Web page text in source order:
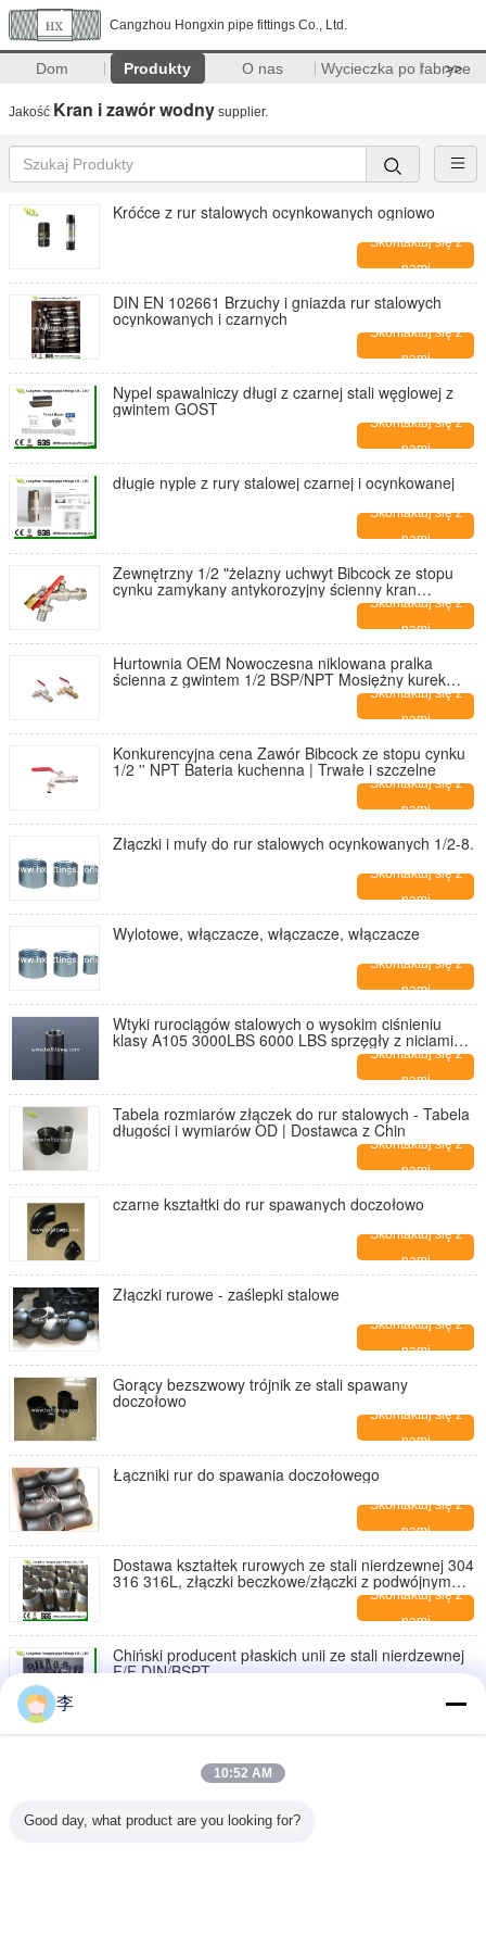
Cangzhou Hongxin pipe fittings Co., Ltd.
Dom Produkty O nas Wycieczka po fabryce
>>
Jakość Kran i zawór wodny supplier.
Króćce z rur stalowych ocynkowanych ogniowo
Skontaktuj się z
nami
DIN EN 102661 Brzuchy i gniazda rur stalowych
ocynkowanych i czarnych
Skontaktuj się z
nami
Nypel spawalniczy długi z czarnej stali węglowej z
gwintem GOST
Skontaktuj się z
nami
długie nyple z rury stalowej czarnej i ocynkowanej
Skontaktuj się z
nami
Zewnętrzny 1/2 "żelazny uchwyt Bibcock ze stopu
cynku zamykany antykorozyjny ścienny kran
Skontaktuj się z
nami
Hurtownia OEM Nowoczesna niklowana pralka
ścienna z gwintem 1/2 BSP/NPT Mosiężny kurek
Skontaktuj się z
nami
Konkurencyjna cena Zawór Bibcock ze stopu cynku
1/2 '' NPT Bateria kuchenna | Trwałe i szczelne
Skontaktuj się z
nami
Złączki i mufy do rur stalowych ocynkowanych 1/2-8.
Skontaktuj się z
nami
Wylotowe, włączacze, włączacze, włączacze
Skontaktuj się z
nami
Wtyki rurociągów stalowych o wysokim ciśnieniu
klasy A105 3000LBS 6000 LBS sprzęgły z niciami
Skontaktuj się z
nami
Tabela rozmiarów złączek do rur stalowych - Tabela
długości i wymiarów OD | Dostawca z Chin
Skontaktuj się z
nami
czarne kształtki do rur spawanych doczołowo
Skontaktuj się z
nami
Złączki rurowe - zaślepki stalowe
Skontaktuj się z
nami
Gorący bezszwowy trójnik ze stali spawany
doczołowo
Skontaktuj się z
nami
Łączniki rur do spawania doczołowego
Skontaktuj się z
nami
Dostawa kształtek rurowych ze stali nierdzewnej 304
316 316L, złączki beczkowe/złączki z podwójnym
Skontaktuj się z
nami
Chiński producent płaskich unii ze stali nierdzewnej
F/F DIN/BSPT
na obu końcach rur, brzuch butli, brzuchy rur ze stali
Stalowa tuleja redukcyjna sześciokątna
李
10:52 AM
Good day, what product are you looking for?